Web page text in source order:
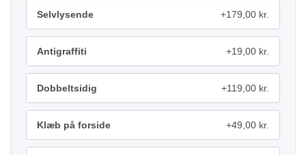
Selvlysende +179,00 kr.
Antigraffiti +19,00 kr.
Dobbeltsidig +119,00 kr.
Klæb på forside +49,00 kr.